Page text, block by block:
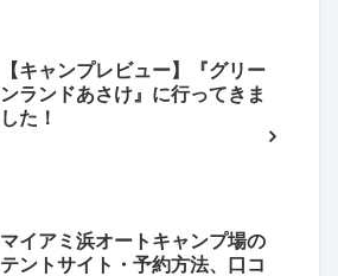
【キャンプレビュー】『グリー
ンランドあさけ』に行ってきま
した！
マイアミ浜オートキャンプ場の
テントサイト・予約方法、口コ